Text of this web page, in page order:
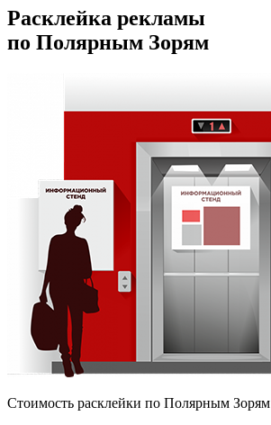
Расклейка рекламы
по Полярным Зорям
Cтоимость расклейки по Полярным Зорям